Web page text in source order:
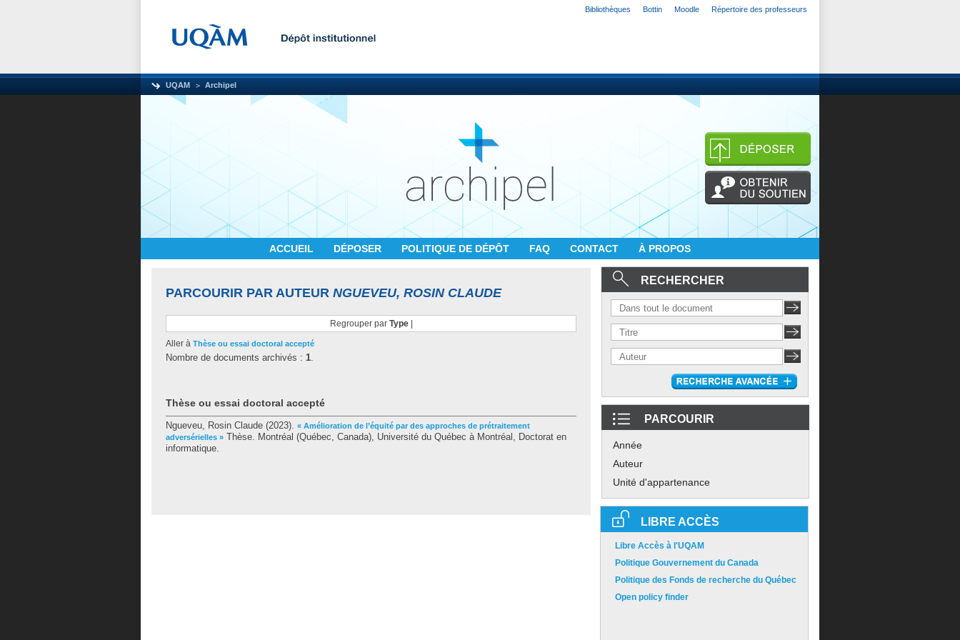
Bibliothèques Bottin Moodle Répertoire des professeurs
UQAM Archipel
ACCUEIL DÉPOSER POLITIQUE DE DÉPÔT FAQ CONTACT À PROPOS
PARCOURIR PAR AUTEUR NGUEVEU, ROSIN CLAUDE
Regrouper par Type|
Aller à Thèse ou essai doctoral accepté
Nombre de documents archivés : 1.
Thèse ou essai doctoral accepté
Ngueveu, Rosin Claude (2023). « Amélioration de l’équité par des approches de prétraitement
adversérielles » Thèse. Montréal (Québec, Canada), Université du Québec à Montréal, Doctorat en
informatique.
RECHERCHER
PARCOURIR
Année
Auteur
Unité d'appartenance
LIBRE ACCÈS
Libre Accès à l'UQAM
Politique Gouvernement du Canada
Politique des Fonds de recherche du Québec
Open policy finder